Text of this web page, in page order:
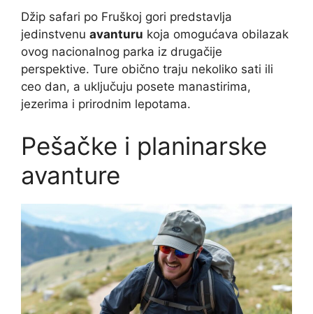
Džip safari po Fruškoj gori predstavlja
jedinstvenu avanturu koja omogućava obilazak
ovog nacionalnog parka iz drugačije
perspektive. Ture obično traju nekoliko sati ili
ceo dan, a uključuju posete manastirima,
jezerima i prirodnim lepotama.
Pešačke i planinarske
avanture